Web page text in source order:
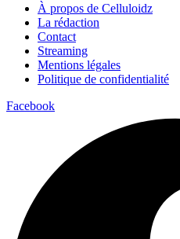
À propos de Celluloidz
La rédaction
Contact
Streaming
Mentions légales
Politique de confidentialité
Facebook